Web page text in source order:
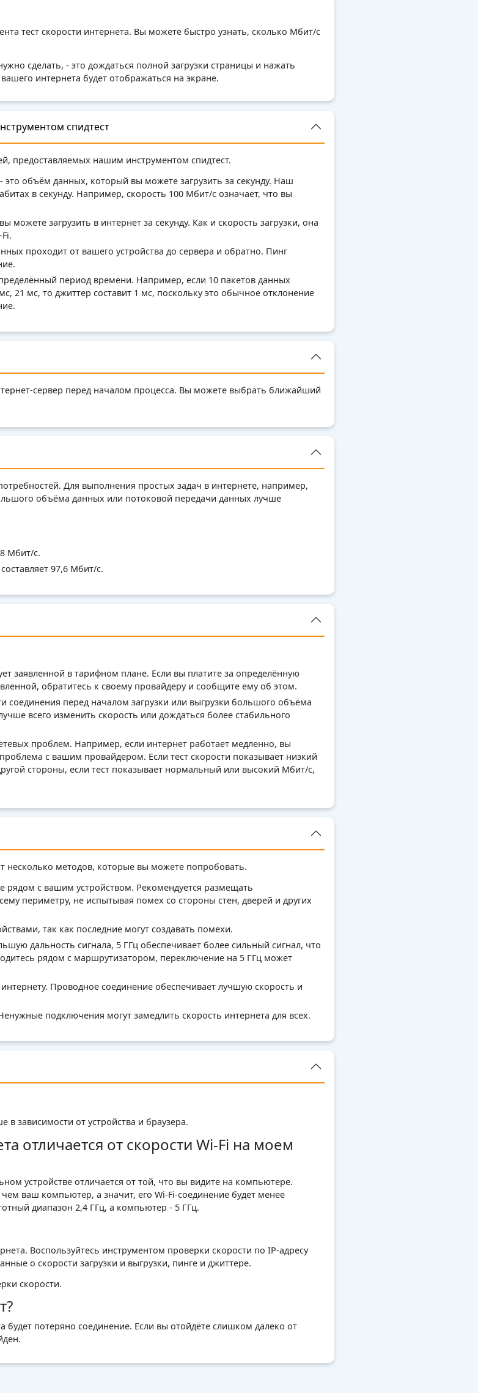
тест скорости интернета. Вы можете быстро узнать, сколько Мбит/с
сделать, - это дождаться полной загрузки страницы и нажать
интернета будет отображаться на экране.
спидтест
предоставляемых нашим инструментом спидтест.
это объём данных, который вы можете загрузить за секунду. Наш
в секунду. Например, скорость 100 Мбит/с означает, что вы
загрузить в интернет за секунду. Как и скорость загрузки, она
проходит от вашего устройства до сервера и обратно. Пинг
период времени. Например, если 10 пакетов данных
21 мс, то джиттер составит 1 мс, поскольку это обычное отклонение
сервер перед началом процесса. Вы можете выбрать ближайший
Для выполнения простых задач в интернете, например,
объёма данных или потоковой передачи данных лучше
Мбит/с.
97,6 Мбит/с.
заявленной в тарифном плане. Если вы платите за определённую
обратитесь к своему провайдеру и сообщите ему об этом.
соединения перед началом загрузки или выгрузки большого объёма
всего изменить скорость или дождаться более стабильного
проблем. Например, если интернет работает медленно, вы
с вашим провайдером. Если тест скорости показывает низкий
стороны, если тест показывает нормальный или высокий Мбит/с,
несколько методов, которые вы можете попробовать.
с вашим устройством. Рекомендуется размещать
периметру, не испытывая помех со стороны стен, дверей и других
так как последние могут создавать помехи.
дальность сигнала, 5 ГГц обеспечивает более сильный сигнал, что
рядом с маршрутизатором, переключение на 5 ГГц может
Проводное соединение обеспечивает лучшую скорость и
подключения могут замедлить скорость интернета для всех.
зависимости от устройства и браузера.
отличается от скорости Wi-Fi на моем
устройстве отличается от той, что вы видите на компьютере.
ваш компьютер, а значит, его Wi-Fi-соединение будет менее
диапазон 2,4 ГГц, а компьютер - 5 ГГц.
Воспользуйтесь инструментом проверки скорости по IP-адресу
о скорости загрузки и выгрузки, пинге и джиттере.
скорости.
потеряно соединение. Если вы отойдёте слишком далеко от